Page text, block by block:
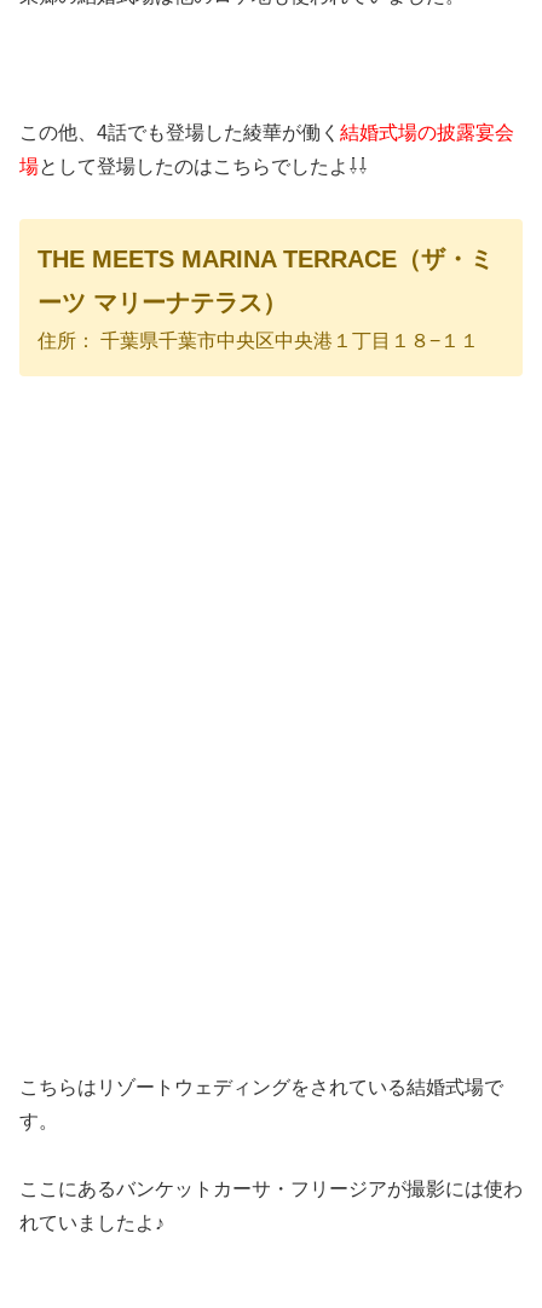
この他、4話でも登場した綾華が働く 結婚式場の披露宴会
場として登場したのはこちらでしたよ⇩⇩
THE MEETS MARINA TERRACE（ザ・ミ
ーツ マリーナテラス）
住所： 千葉県千葉市中央区中央港１丁目１８−１１
こちらはリゾートウェディングをされている結婚式場で
す。
ここにあるバンケットカーサ・フリージアが撮影には使わ
れていましたよ♪